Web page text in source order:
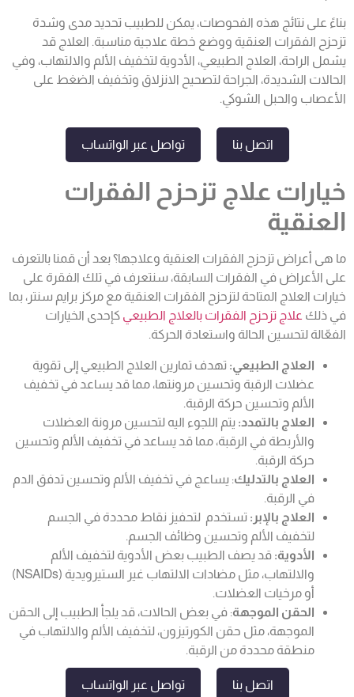
بناءً على نتائج هذه الفحوصات، يمكن للطبيب تحديد مدى وشدة
تزحزح الفقرات العنقية ووضع خطة علاجية مناسبة. العلاج قد
يشمل الراحة، العلاج الطبيعي، الأدوية لتخفيف الألم والالتهاب، وفي
الحالات الشديدة، الجراحة لتصحيح الانزلاق وتخفيف الضغط على
الأعصاب والحبل الشوكي.
اتصل بنا تواصل عبر الواتساب
خيارات علاج تزحزح الفقرات
العنقية
ما هى أعراض تزحزح الفقرات العنقية وعلاجها؟ بعد أن قمنا بالتعرف
على الأعراض في الفقرات السابقة، سنتعرف في تلك الفقرة على
خيارات العلاج المتاحة لتزحزح الفقرات العنقية مع مركز برايم سنتر، بما
في ذلك علاج تزحزح الفقرات بالعلاج الطبيعي كإحدى الخيارات
الفعّالة لتحسين الحالة واستعادة الحركة.
العلاج الطبيعي: تهدف تمارين العلاج الطبيعي إلى تقوية
عضلات الرقبة وتحسين مرونتها، مما قد يساعد في تخفيف
الألم وتحسين حركة الرقبة.
العلاج بالتمدد: يتم اللجوء اليه لتحسين مرونة العضلات
والأربطة في الرقبة، مما قد يساعد في تخفيف الألم وتحسين
حركة الرقبة.
العلاج بالتدليك: يساعج في تخفيف الألم وتحسين تدفق الدم
في الرقبة.
العلاج بالإبر: تستخدم لتحفيز نقاط محددة في الجسم
لتخفيف الألم وتحسين وظائف الجسم.
الأدوية: قد يصف الطبيب بعض الأدوية لتخفيف الألم
والالتهاب، مثل مضادات الالتهاب غير الستيرويدية (NSAIDs)
أو مرخيات العضلات.
الحقن الموجهة: في بعض الحالات، قد يلجأ الطبيب إلى الحقن
الموجهة، مثل حقن الكورتيزون، لتخفيف الألم والالتهاب في
منطقة محددة من الرقبة.
اتصل بنا تواصل عبر الواتساب